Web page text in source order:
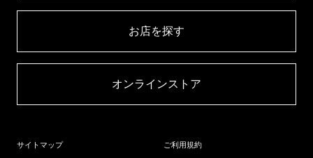
お店を探す​
オンラインストア​
サイトマップ ご利用規約